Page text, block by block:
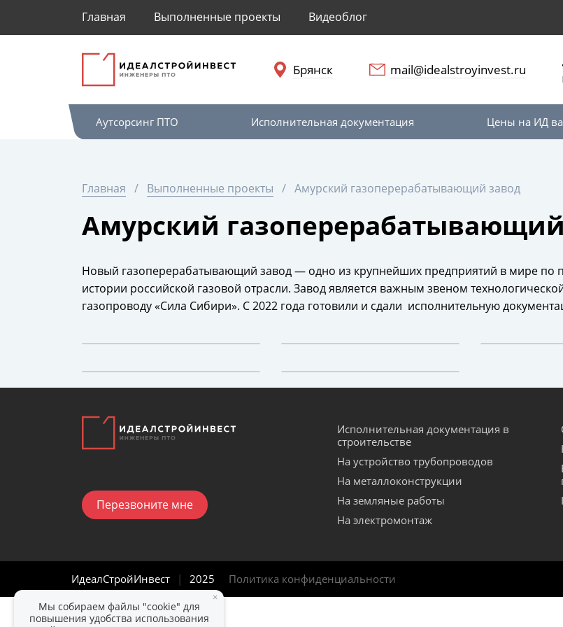
Главная Выполненные проекты Видеоблог
Брянск mail@idealstroyinvest.ru
Аутсорсинг ПТО Исполнительная документация Цены на ИД
Главная Выполненные проекты Амурский газоперерабатывающий завод
Амурский
Новый газоперерабатывающий завод — одно из крупнейших предприятий в мире по
истории российской газовой отрасли. Завод является важным звеном
газопроводу «Сила Сибири». С 2022 года готовили и сдали исполнительную
Перезвоните мне
Исполнительная документация в
строительстве
На устройство трубопроводов
На металлоконструкции
На земляные работы
На электромонтаж
ИдеалСтройИнвест | 2025 Политика конфиденциальности
×
Мы собираем файлы "cookie" для
повышения удобства использования